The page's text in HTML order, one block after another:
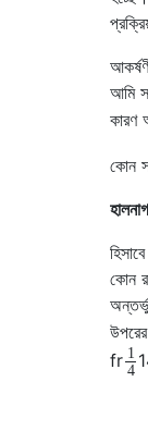
আমি
কারণ
কোন
কোন
fr 1
4 1